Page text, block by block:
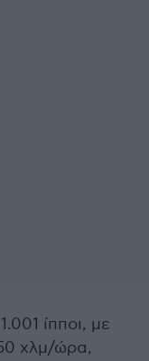
ίπποι, με
χλμ/ώρα,